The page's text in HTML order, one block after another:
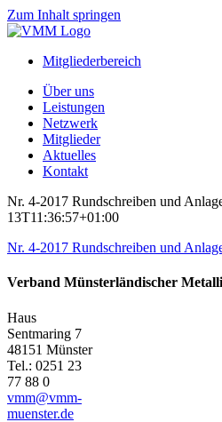
Zum Inhalt springen
Mitgliederbereich
Über uns
Leistungen
Netzwerk
Mitglieder
Aktuelles
Kontakt
Nr. 4-2017 Rundschreiben und
13T11:36:57+01:00
Nr. 4-2017 Rundschreiben und
Verband Münsterländischer
Haus
Sentmaring 7
48151 Münster
Tel.: 0251 23
77 88 0
vmm@vmm-
muenster.de